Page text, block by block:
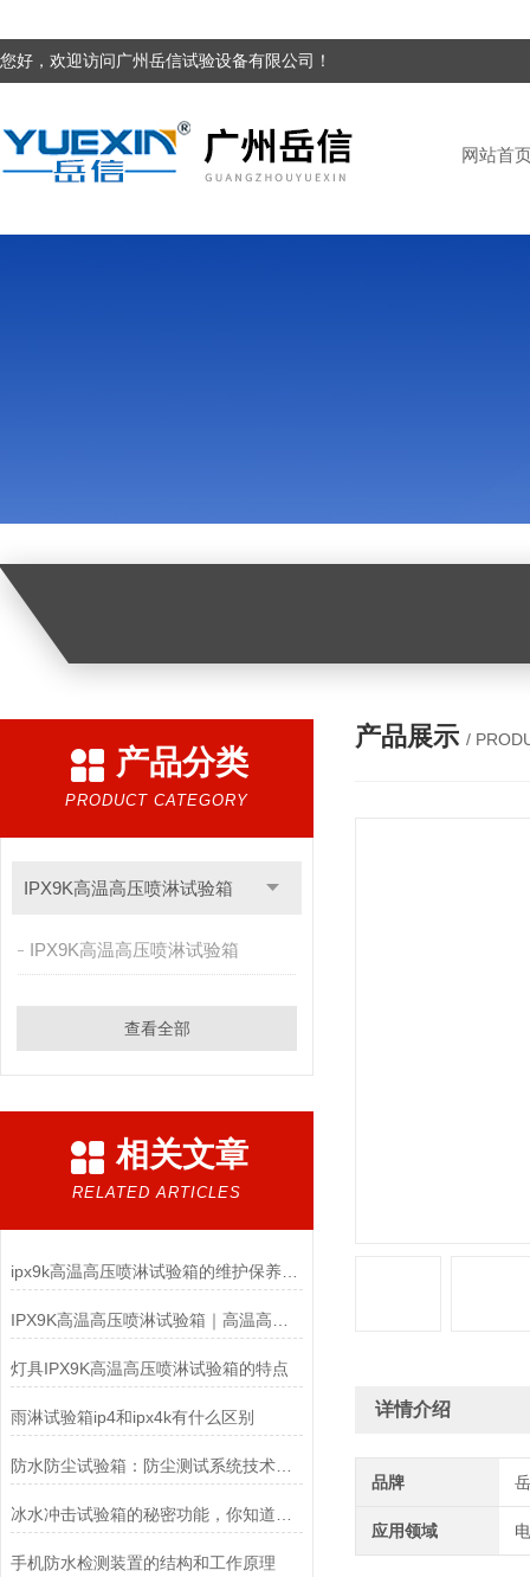
您好，欢迎访问广州岳信试验设备有限公司！
网站首
产品分类
PRODUCT CATEGORY
IPX9K高温高压喷淋试验箱
IPX9K高温高压喷淋试验箱
查看全部
相关文章
RELATED ARTICLES
ipx9k高温高压喷淋试验箱的维护保养你了解多少？
灯具IPX9K高温高压喷淋试验箱的特点
雨淋试验箱ip4和ipx4k有什么区别
防水防尘试验箱：防尘测试系统技术解析与应用方案
手机防水检测装置的结构和工作原理
产品展示 /
详情介绍
品牌
应用领域